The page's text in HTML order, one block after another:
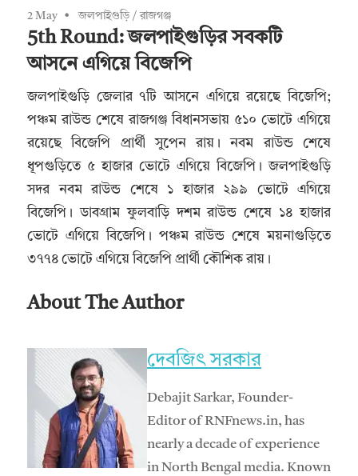
2 May জলপাইগুড়ি /রাজগঞ্জ
5th Round: জলপাইগুড়ির সবকটি
আসনে এগিয়ে বিজেপি
জলপাইগুড়ি জেলার ৭টি আসনে এগিয়ে রয়েছে বিজেপি;
পঞ্চম রাউন্ড শেষে রাজগঞ্জ বিধানসভায় ৫১০ ভোটে এগিয়ে
রয়েছে বিজেপি প্রার্থী সুপেন রায়। নবম রাউন্ড শেষে
ধূপগুড়িতে ৫ হাজার ভোটে এগিয়ে বিজেপি। জলপাইগুড়ি
সদর নবম রাউন্ড শেষে ১ হাজার ২৯৯ ভোটে এগিয়ে
বিজেপি। ডাবগ্রাম ফুলবাড়ি দশম রাউন্ড শেষে ১৪ হাজার
ভোটে এগিয়ে বিজেপি। পঞ্চম রাউন্ড শেষে ময়নাগুড়িতে
৩৭৭৪ ভোটে এগিয়ে বিজেপি প্রার্থী কৌশিক রায়।
About The Author
দেবজিৎ সরকার
Debajit Sarkar, Founder-
Editor of RNFnews.in, has
nearly a decade of experience
in North Bengal media. Known